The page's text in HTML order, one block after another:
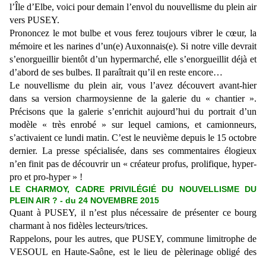
l’Île d’Elbe, voici pour demain l’envol du nouvellisme du plein air
vers PUSEY.
Prononcez le mot bulbe et vous ferez toujours vibrer le cœur, la
mémoire et les narines d’un(e) Auxonnais(e). Si notre ville devrait
s’enorgueillir bientôt d’un hypermarché, elle s’enorgueillit déjà et
d’abord de ses bulbes. Il paraîtrait qu’il en reste encore…
Le nouvellisme du plein air, vous l’avez découvert avant-hier
dans sa version charmoysienne de la galerie du « chantier ».
Précisons que la galerie s’enrichit aujourd’hui du portrait d’un
modèle « très enrobé » sur lequel camions, et camionneurs,
s’activaient ce lundi matin. C’est le neuvième depuis le 15 octobre
dernier. La presse spécialisée, dans ses commentaires élogieux
n’en finit pas de découvrir un « créateur profus, prolifique, hyper-
pro et pro-hyper » !
LE CHARMOY, CADRE PRIVILÉGIÉ DU NOUVELLISME DU
PLEIN AIR ? - du 24 NOVEMBRE 2015
Quant à PUSEY, il n’est plus nécessaire de présenter ce bourg
charmant à nos fidèles lecteurs/trices.
Rappelons, pour les autres, que PUSEY, commune limitrophe de
VESOUL en Haute-Saône, est le lieu de pèlerinage obligé des